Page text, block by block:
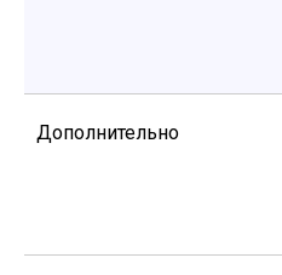
Дополнительно